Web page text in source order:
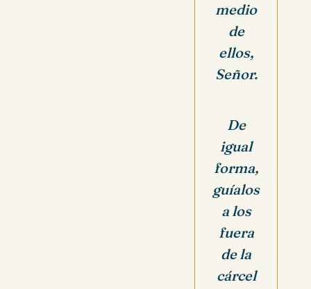
medio
de
ellos,
Señor.
De
igual
forma,
guíalos
a los
fuera
de la
cárcel